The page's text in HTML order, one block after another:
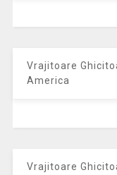
Vrajitoare
America
Vrajitoare